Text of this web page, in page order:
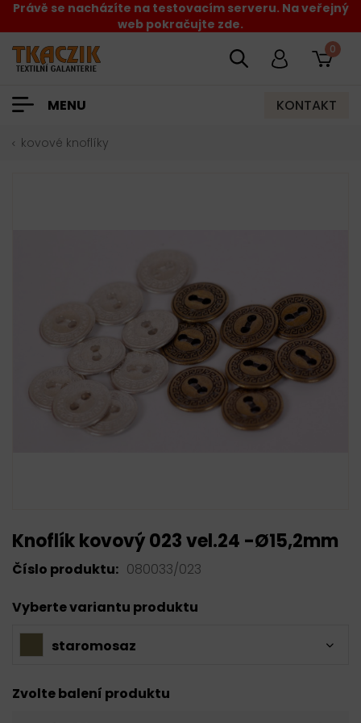
Právě se nacházíte na testovacím serveru. Na veřejný
web pokračujte zde.
0
MENU KONTAKT
kovové knoflíky
Knoflík kovový 023 vel.24 -Ø15,2mm
Číslo produktu: 080033/023
Vyberte variantu produktu
staromosaz
Zvolte balení produktu